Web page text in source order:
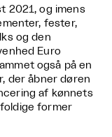
2021, og imens
fester,
og den
Euro
også på en
der åbner døren
af kønnets
former